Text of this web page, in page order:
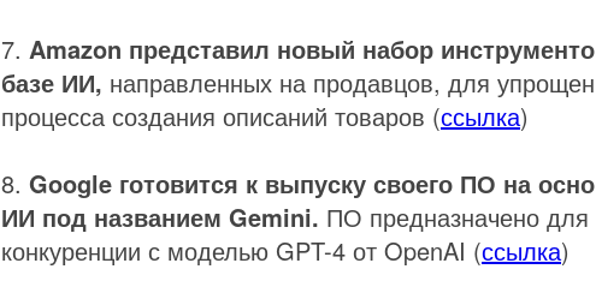
7. Amazon представил новый набор
базе ИИ, направленных на продавцов, для
процесса создания описаний товаров (ссылка)
8. Google готовится к выпуску своего ПО на
ИИ под названием Gemini. ПО предназначено для
конкуренции с моделью GPT-4 от OpenAI (ссылка)